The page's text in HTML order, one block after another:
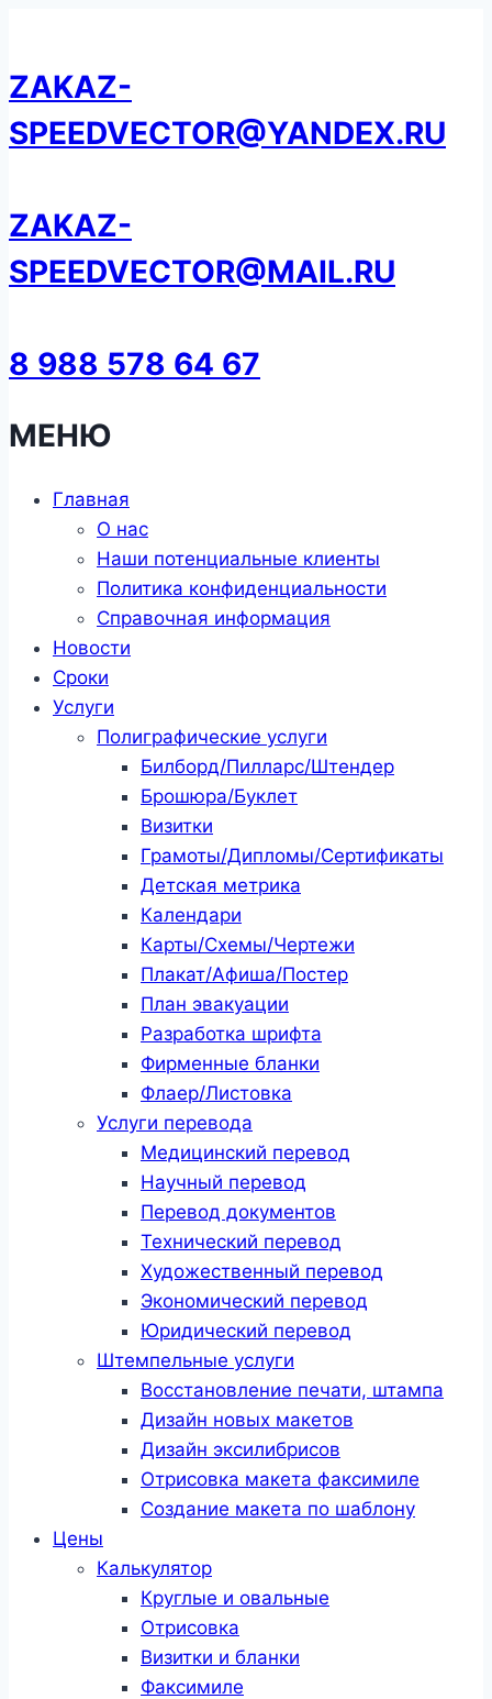
содержанию
ZAKAZ-
SPEEDVECTOR@YANDEX.RU
ZAKAZ-
SPEEDVECTOR@MAIL.RU
8 988 578 64 67
МЕНЮ
Главная
О нас
Наши потенциальные клиенты
Политика конфиденциальности
Справочная информация
Новости
Сроки
Услуги
Полиграфические услуги
Билборд/Пилларс/Штендер
Брошюра/Буклет
Визитки
Грамоты/Дипломы/Сертификаты
Детская метрика
Календари
Карты/Схемы/Чертежи
Плакат/Афиша/Постер
План эвакуации
Разработка шрифта
Фирменные бланки
Флаер/Листовка
Услуги перевода
Медицинский перевод
Научный перевод
Перевод документов
Технический перевод
Художественный перевод
Экономический перевод
Юридический перевод
Штемпельные услуги
Восстановление печати, штампа
Дизайн новых макетов
Дизайн эксилибрисов
Отрисовка макета факсимиле
Создание макета по шаблону
Цены
Калькулятор
Круглые и овальные
Отрисовка
Визитки и бланки
Факсимиле